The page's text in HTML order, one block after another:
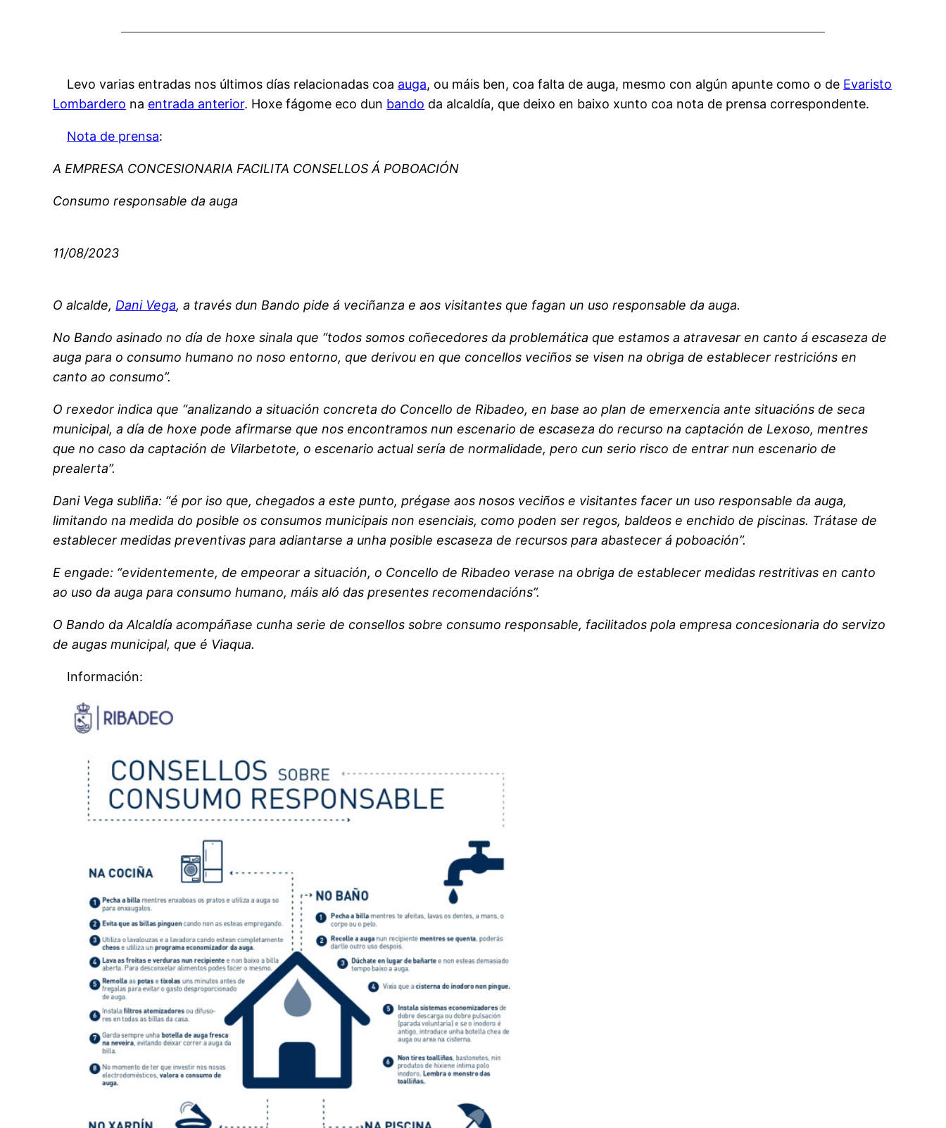
Levo varias entradas nos últimos días relacionadas coa auga, ou máis ben, coa falta de auga, mesmo con algún apunte como o de Evaristo
Lombardero na entrada anterior. Hoxe fágome eco dun bando da alcaldía, que deixo en baixo xunto coa nota de prensa correspondente.
Nota de prensa:
A EMPRESA CONCESIONARIA FACILITA CONSELLOS Á POBOACIÓN
Consumo responsable da auga
11/08/2023
O alcalde, Dani Vega, a través dun Bando pide á veciñanza e aos visitantes que fagan un uso responsable da auga.
No Bando asinado no día de hoxe sinala que “todos somos coñecedores da problemática que estamos a atravesar en canto á escaseza de
auga para o consumo humano no noso entorno, que derivou en que concellos veciños se visen na obriga de establecer restricións en
canto ao consumo”.
O rexedor indica que “analizando a situación concreta do Concello de Ribadeo, en base ao plan de emerxencia ante situacións de seca
municipal, a día de hoxe pode afirmarse que nos encontramos nun escenario de escaseza do recurso na captación de Lexoso, mentres
que no caso da captación de Vilarbetote, o escenario actual sería de normalidade, pero cun serio risco de entrar nun escenario de
prealerta”.
Dani Vega subliña: “é por iso que, chegados a este punto, prégase aos nosos veciños e visitantes facer un uso responsable da auga,
limitando na medida do posible os consumos municipais non esenciais, como poden ser regos, baldeos e enchido de piscinas. Trátase de
establecer medidas preventivas para adiantarse a unha posible escaseza de recursos para abastecer á poboación”.
E engade: “evidentemente, de empeorar a situación, o Concello de Ribadeo verase na obriga de establecer medidas restritivas en canto
ao uso da auga para consumo humano, máis aló das presentes recomendacións”.
O Bando da Alcaldía acompáñase cunha serie de consellos sobre consumo responsable, facilitados pola empresa concesionaria do servizo
de augas municipal, que é Viaqua.
Información: